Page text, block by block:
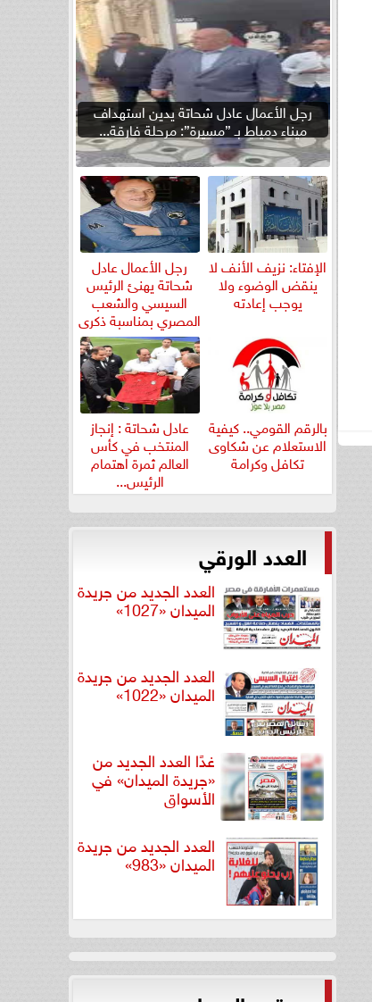
رجل الأعمال عادل شحاتة يدين استهداف
ميناء دمياط بـ ”مسيرة”: مرحلة فارقة...
الإفتاء: نزيف الأنف لا
ينقض الوضوء ولا
يوجب إعادته
رجل الأعمال عادل
شحاتة يهنئ الرئيس
السيسي والشعب
المصري بمناسبة ذكرى
ثورة...
بالرقم القومي.. كيفية
الاستعلام عن شكاوى
تكافل وكرامة
عادل شحاتة : إنجاز
المنتخب في كأس
العالم ثمرة اهتمام
الرئيس...
العدد الورقي
العدد الجديد من جريدة
الميدان «1027»
العدد الجديد من جريدة
الميدان «1022»
غدًا العدد الجديد من
«جريدة الميدان» في
الأسواق
العدد الجديد من جريدة
الميدان «983»